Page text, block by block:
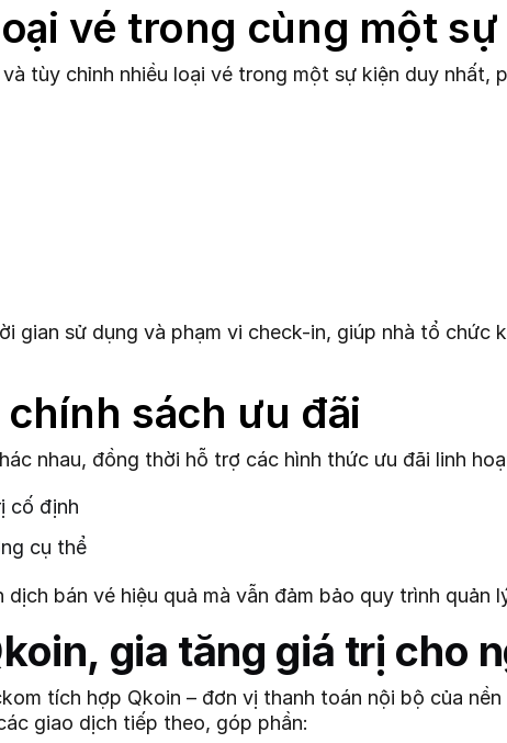
vé trong cùng một
tùy chỉnh nhiều loại vé trong một sự kiện duy nhất,
gian sử dụng và phạm vi check-in, giúp nhà tổ chức
sách ưu đãi
nhau, đồng thời hỗ trợ các hình thức ưu đãi linh
cố định
cụ thể
bán vé hiệu quả mà vẫn đảm bảo quy trình quản
gia tăng giá trị cho
tích hợp Qkoin – đơn vị thanh toán nội bộ của
giao dịch tiếp theo, góp phần: